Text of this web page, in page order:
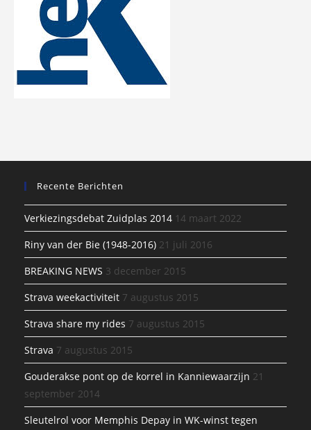
Recente Berichten
Verkiezingsdebat Zuidplas 2014 14 maart 2022
Riny van der Bie (1948-2016) 21 juli 2016
BREAKING NEWS 3 december 2015
Strava weekactiviteit 7 augustus 2015
Strava share my rides 7 augustus 2015
Strava 7 augustus 2015
Gouderakse pont op de korrel in Kanniewaarzijn 21
september 2014
Sleutelrol voor Memphis Depay in WK-winst tegen